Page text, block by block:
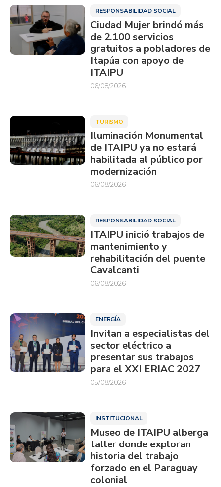
RESPONSABILIDAD SOCIAL
Ciudad Mujer brindó más
de 2.100 servicios
gratuitos a pobladores de
Itapúa con apoyo de
ITAIPU
06/08/2026
TURISMO
Iluminación Monumental
de ITAIPU ya no estará
habilitada al público por
modernización
06/08/2026
RESPONSABILIDAD SOCIAL
ITAIPU inició trabajos de
mantenimiento y
rehabilitación del puente
Cavalcanti
06/08/2026
ENERGÍA
Invitan a especialistas del
sector eléctrico a
presentar sus trabajos
para el XXI ERIAC 2027
05/08/2026
INSTITUCIONAL
Museo de ITAIPU alberga
taller donde exploran
historia del trabajo
forzado en el Paraguay
colonial